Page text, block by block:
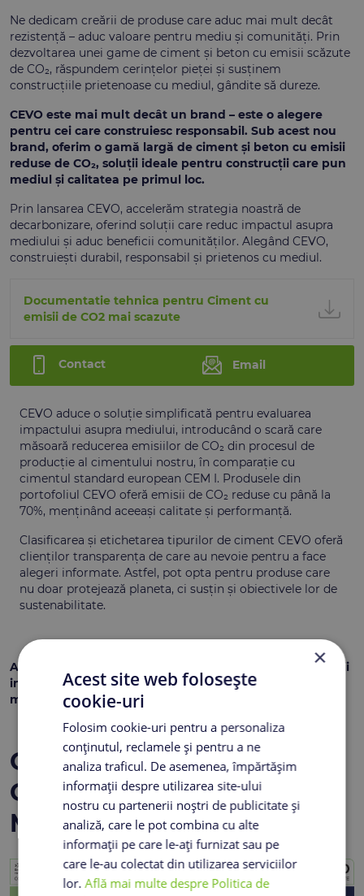
Ne dedicam creării de produse care aduc mai mult decât
rezistență – aduc valoare pentru mediu și comunități. Prin
dezvoltarea unei game de ciment și beton cu emisii scăzute
de CO₂, răspundem cerințelor pieței și susținem
construcțiile prietenoase cu mediul, gândite să dureze.
CEVO este mai mult decât un brand – este o alegere
pentru cei care construiesc responsabil. Sub acest nou
brand, oferim o gamă largă de ciment și beton cu emisii
reduse de CO₂, soluții ideale pentru construcții care pun
mediul și calitatea pe primul loc.
Prin lansarea CEVO, accelerăm strategia noastră de
decarbonizare, oferind soluții care reduc impactul asupra
mediului și aduc beneficii comunităților. Alegând CEVO,
construiești durabil, responsabil și prietenos cu mediul.
Documentatie tehnica pentru Ciment cu
emisii de CO2 mai scazute
Contact Email
CEVO aduce o soluție simplificată pentru evaluarea
impactului asupra mediului, introducând o scară care
măsoară reducerea emisiilor de CO₂ din procesul de
producție al cimentului nostru, în comparație cu
cimentul standard european CEM I. Produsele din
portofoliul CEVO oferă emisii de CO₂ reduse cu până la
70%, menținând aceeași calitate și performanță.
Clasificarea și etichetarea tipurilor de ciment CEVO oferă
clienților transparența de care au nevoie pentru a face
alegeri informate. Astfel, pot opta pentru produse care
nu doar protejează planeta, ci susțin și obiectivele lor de
sustenabilitate.
Acum este mai ușor pentru toți clienții noștri să ia decizii
informate și responsabile. Împreună construim un viitor
mai sustenabil.
Gama de produse CEVO -
CIMENT CU EMISII DE CO₂
MAI SCĂZUTE
×
Acest site web folosește
cookie-uri
Folosim cookie-uri pentru a personaliza
conținutul, reclamele și pentru a ne
analiza traficul. De asemenea, împărtășim
informații despre utilizarea site-ului
nostru cu partenerii noștri de publicitate și
analiză, care le pot combina cu alte
informații pe care le-ați furnizat sau pe
care le-au colectat din utilizarea serviciilor
lor.Află mai multe despre Politica de